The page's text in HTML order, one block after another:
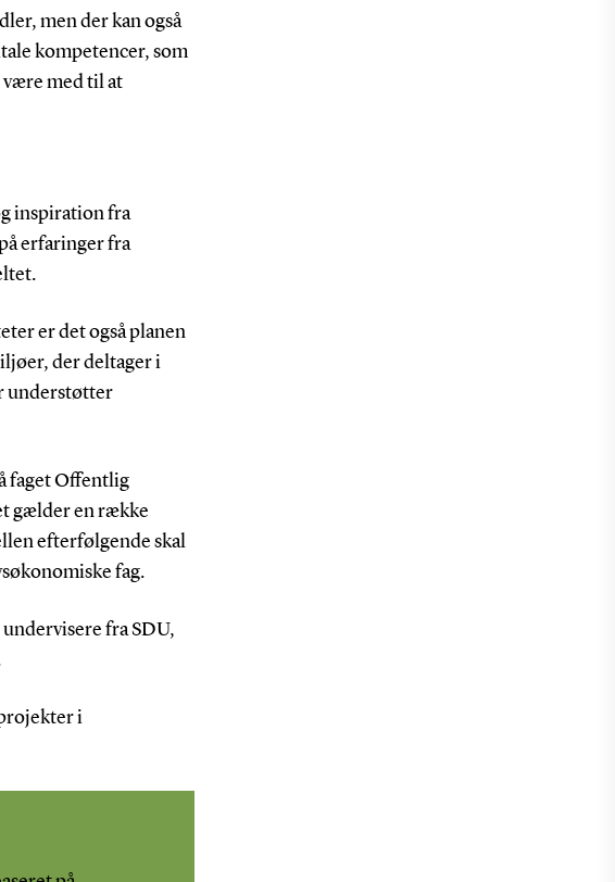
men der kan også
kompetencer, som
være med til at
inspiration fra
erfaringer fra
er det også planen
der deltager i
understøtter
faget Offentlig
gælder en række
efterfølgende skal
fag.
fra SDU,
i